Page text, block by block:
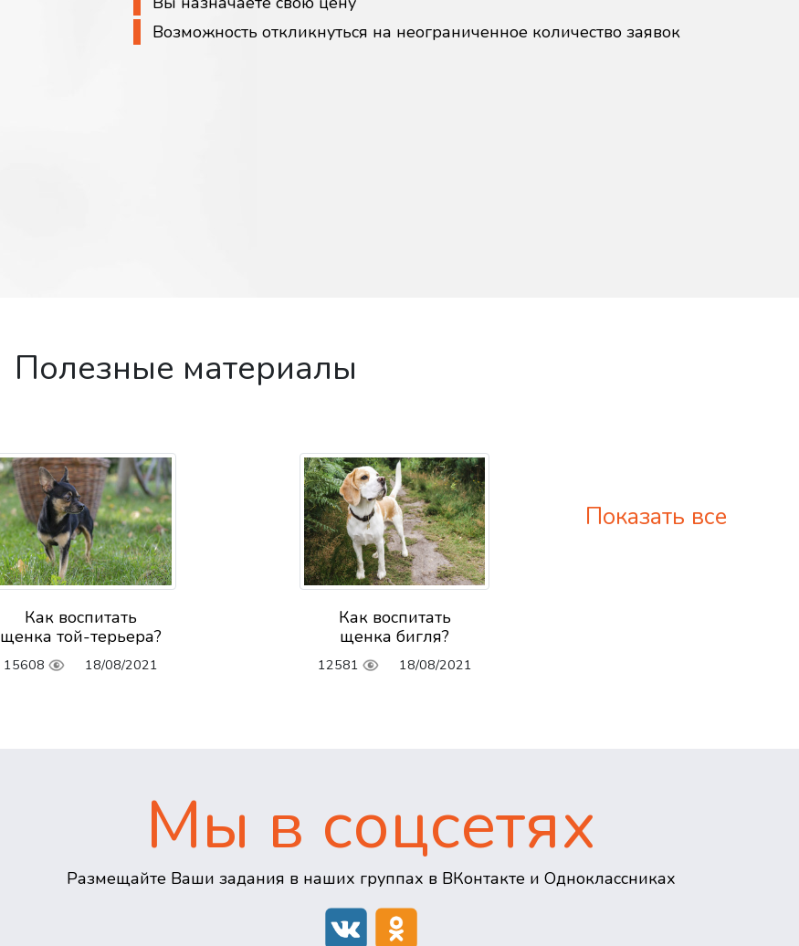
Возможность откликнуться на неограниченное количество заявок
Полезные материалы
Как воспитать
щенка той-терьера?
15608 18/08/2021
Как воспитать
щенка бигля?
12581 18/08/2021
Показать все
Мы в соцсетях
Размещайте Ваши задания в наших группах в ВКонтакте и Одноклассниках